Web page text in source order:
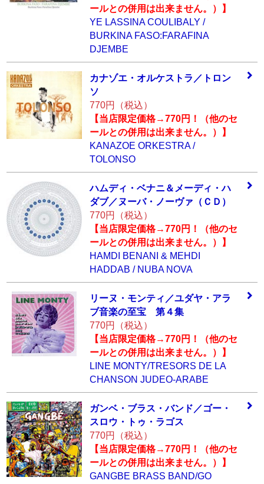
ールとの併用は出来ません。）】
YE LASSINA COULIBALY /
BURKINA FASO:FARAFINA
DJEMBE
カナゾエ・オルケストラ／トロン
ソ
770円（税込）
【当店限定価格→770円！（他のセ
ールとの併用は出来ません。）】
KANAZOE ORKESTRA /
TOLONSO
ハムディ・ベナニ ＆メーディ・ハ
ダブ／ヌーバ・ノーヴァ（ＣＤ）
770円（税込）
【当店限定価格→770円！（他のセ
ールとの併用は出来ません。）】
HAMDI BENANI & MEHDI
HADDAB / NUBA NOVA
リーヌ・モンティ ／ユダヤ・アラ
ブ音楽の至宝 第４集
770円（税込）
【当店限定価格→770円！（他のセ
ールとの併用は出来ません。）】
LINE MONTY/TRESORS DE LA
CHANSON JUDEO-ARABE
ガンベ・ブラス・バンド／ゴー・
ス ロウ・トゥ・ラゴス
770円（税込）
【当店限定価格→770円！（他のセ
ールとの併用は出来ません。）】
GANGBE BRASS BAND/GO